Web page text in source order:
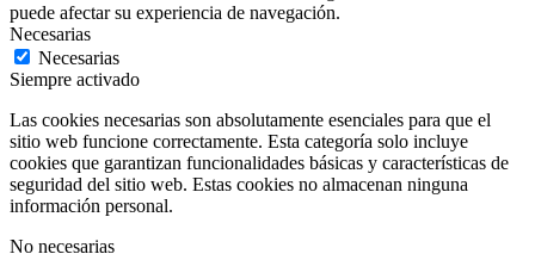
puede afectar su experiencia de navegación.
Necesarias
Necesarias
Siempre activado
Las cookies necesarias son absolutamente esenciales para que el
sitio web funcione correctamente. Esta categoría solo incluye
cookies que garantizan funcionalidades básicas y características de
seguridad del sitio web. Estas cookies no almacenan ninguna
información personal.
No necesarias